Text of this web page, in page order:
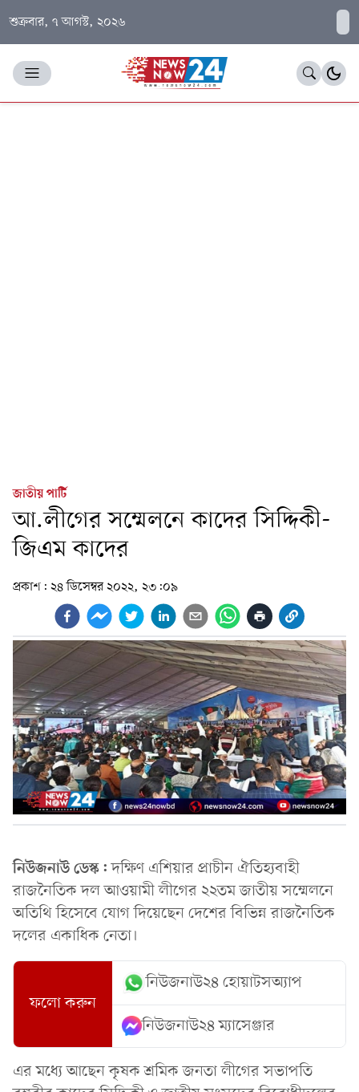
শুক্রবার, ৭ আগস্ট, ২০২৬
জাতীয় পার্টি
আ.লীগের সম্মেলনে কাদের সিদ্দিকী-
জিএম কাদের
প্রকাশ: ২৪ ডিসেম্বর ২০২২, ২৩:০৯
নিউজনাউ ডেস্ক:দক্ষিণ এশিয়ার প্রাচীন ঐতিহ্যবাহী
রাজনৈতিক দল আওয়ামী লীগের ২২তম জাতীয় সম্মেলনে
অতিথি হিসেবে যোগ দিয়েছেন দেশের বিভিন্ন রাজনৈতিক
দলের একাধিক নেতা।
ফলো করুন
নিউজনাউ২৪ হোয়াটসঅ্যাপ
নিউজনাউ২৪ ম্যাসেঞ্জার
এর মধ্যে আছেন কৃষক শ্রমিক জনতা লীগের সভাপতি